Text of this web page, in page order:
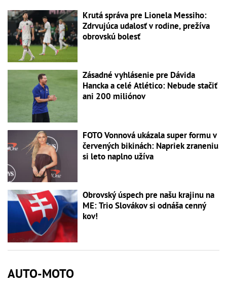
Krutá správa pre Lionela Messiho:
Zdrvujúca udalosť v rodine, prežíva
obrovskú bolesť
Zásadné vyhlásenie pre Dávida
Hancka a celé Atlético: Nebude stačiť
ani 200 miliónov
FOTO Vonnová ukázala super formu v
červených bikinách: Napriek zraneniu
si leto naplno užíva
Obrovský úspech pre našu krajinu na
ME: Trio Slovákov si odnáša cenný
kov!
AUTO-MOTO